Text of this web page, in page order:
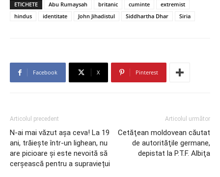
ETICHETE Abu Rumaysah britanic cuminte
extremist
hindus
identitate John Jihadistul Siddhartha Dhar Siria
Facebook X Pinterest
Articolul precedent
N-ai mai văzut așa ceva! La 19
ani, trăiește într-un lighean, nu
are picioare și este nevoită să
cerșească pentru a supraviețui
Articolul următor
Cetăţean moldovean căutat
de autorităţile germane,
depistat la P.T.F. Albiţa